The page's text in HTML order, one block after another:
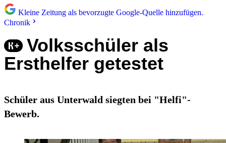
Kleine Zeitung als bevorzugte Google-Quelle hinzufügen.
Chronik
Volksschüler als
Ersthelfer getestet
Schüler aus Unterwald siegten bei "Helfi"-
Bewerb.